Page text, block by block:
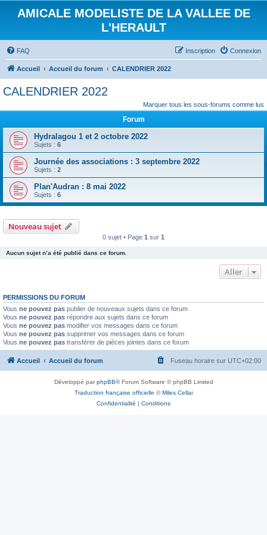
AMICALE MODELISTE DE LA VALLEE DE
L'HERAULT
FAQ Connexion
Inscription
Accueil Accueil du forum CALENDRIER 2022
CALENDRIER 2022
Marquer tous les sous-forums comme lus
Forum
Hydralagou 1 et 2 octobre 2022
Sujets : 6
Journée des associations : 3 septembre 2022
Sujets : 2
Plan'Audran : 8 mai 2022
Sujets : 6
Nouveau sujet
0 sujet • Page 1 sur 1
Aucun sujet n’a été publié dans ce forum.
Aller
PERMISSIONS DU FORUM
Vous ne pouvez pas publier de nouveaux sujets dans ce forum
Vous ne pouvez pas répondre aux sujets dans ce forum
Vous ne pouvez pas modifier vos messages dans ce forum
Vous ne pouvez pas supprimer vos messages dans ce forum
Vous ne pouvez pas transférer de pièces jointes dans ce forum
Accueil Accueil du forum Fuseau horaire sur UTC+02:00
Développé parphpBB® Forum Software © phpBB Limited
Traduction française officielle ©Miles Cellar
Confidentialité | Conditions